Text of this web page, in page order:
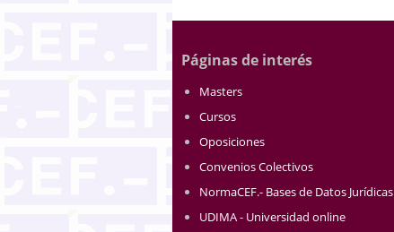
Páginas de interés
Masters
Cursos
Oposiciones
Convenios Colectivos
NormaCEF.- Bases de Datos Jurídicas
UDIMA - Universidad online